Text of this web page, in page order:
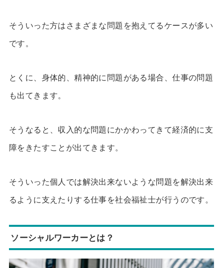
そういった方はさまざまな問題を抱えてるケースが多い
です。
とくに、身体的、精神的に問題がある場合、仕事の問題
も出てきます。
そうなると、収入的な問題にかかわってきて経済的に支
障をきたすことが出てきます。
そういった個人では解決出来ないような問題を解決出来
るように支えたりする仕事を社会福祉士が行うのです。
ソーシャルワーカーとは？